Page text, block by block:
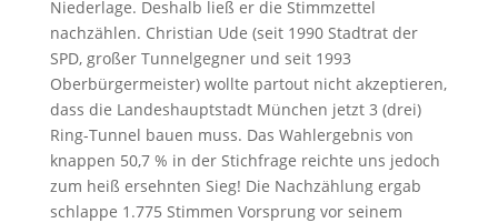
Niederlage. Deshalb ließ er die Stimmzettel
nachzählen. Christian Ude (seit 1990 Stadtrat der
SPD, großer Tunnelgegner und seit 1993
Oberbürgermeister) wollte partout nicht akzeptieren,
dass die Landeshauptstadt München jetzt 3 (drei)
Ring-Tunnel bauen muss. Das Wahlergebnis von
knappen 50,7 % in der Stichfrage reichte uns jedoch
zum heiß ersehnten Sieg! Die Nachzählung ergab
schlappe 1.775 Stimmen Vorsprung vor seinem